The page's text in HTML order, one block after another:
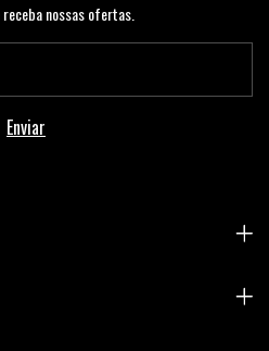
nossas ofertas.